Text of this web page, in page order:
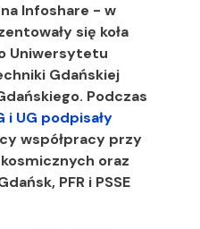
Infoshare - w
się koła
Uniwersytetu
Gdańskiej
Podczas
i UG podpisały
współpracy przy
oraz
PFR i PSSE